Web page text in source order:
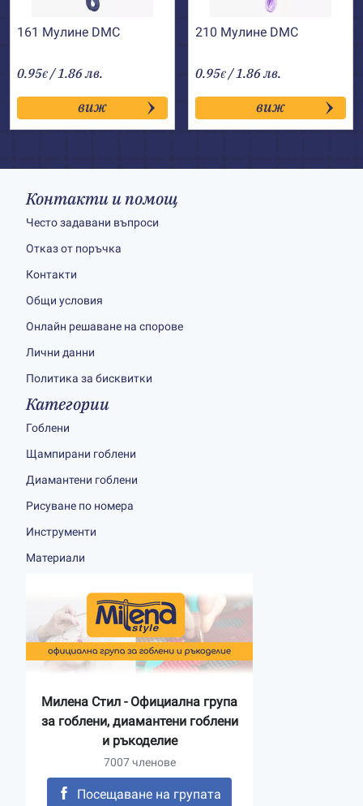
161 Мулине DMC
0.95€ / 1.86 лв.
виж
210 Мулине DMC
0.95€ / 1.86 лв.
виж
Контакти и помощ
Често задавани въпроси
Отказ от поръчка
Контакти
Общи условия
Онлайн решаване на спорове
Лични данни
Политика за бисквитки
Категории
Гоблени
Щампирани гоблени
Диамантени гоблени
Рисуване по номера
Инструменти
Материали
Милена Стил - Официална група
за гоблени, диамантени гоблени
и ръкоделие
7007 членове
Посещаване на групата